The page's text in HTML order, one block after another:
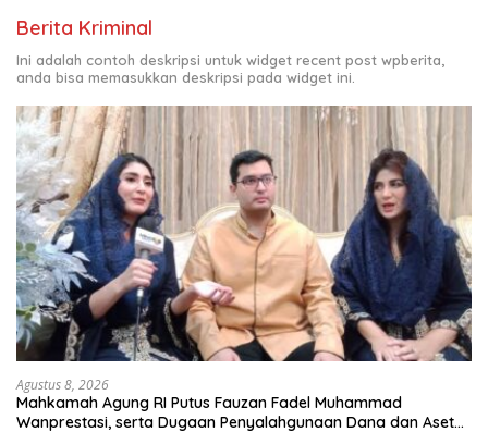
Berita Kriminal
Ini adalah contoh deskripsi untuk widget recent post wpberita,
anda bisa memasukkan deskripsi pada widget ini.
Agustus 8, 2026
Mahkamah Agung RI Putus Fauzan Fadel Muhammad
Wanprestasi, serta Dugaan Penyalahgunaan Dana dan Aset